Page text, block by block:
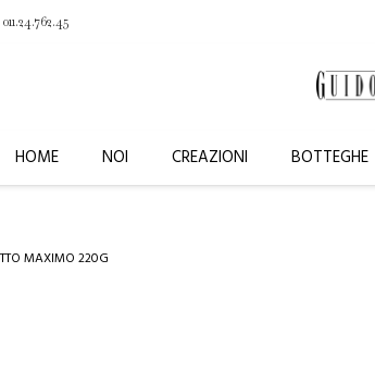
HOME NOI CREAZIONI BOTTEGHE
MAXIMO 220G